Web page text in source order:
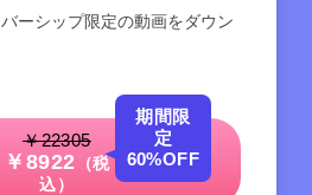
ーシップ限定の動画をダウン
￥22305
￥8922 （税
込）
期間限
定
60%OFF